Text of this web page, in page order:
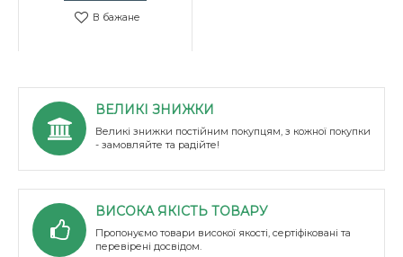
В бажане
ВЕЛИКІ ЗНИЖКИ
Великі знижки постійним покупцям, з кожної покупки
- замовляйте та радійте!
ВИСОКА ЯКІСТЬ ТОВАРУ
Пропонуємо товари високої якості, сертіфіковані та
перевірені досвідом.